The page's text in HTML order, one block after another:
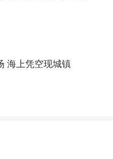
海上凭空现城镇